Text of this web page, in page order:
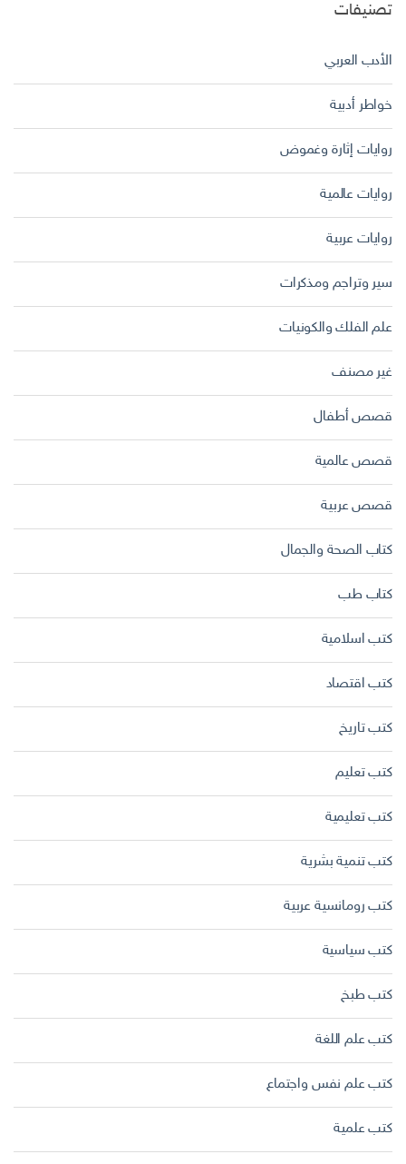
تصنيفات
الأدب العربي
خواطر أدبية
روايات إثارة وغموض
روايات عالمية
روايات عربية
سير وتراجم ومذكرات
علم الفلك والكونيات
غير مصنف
قصص أطفال
قصص عالمية
قصص عربية
كتاب الصحة والجمال
كتاب طب
كتب اسلامية
كتب اقتصاد
كتب تاريخ
كتب تعليم
كتب تعليمية
كتب تنمية بشرية
كتب رومانسية عربية
كتب سياسية
كتب طبخ
كتب علم اللغة
كتب علم نفس واجتماع
كتب علمية